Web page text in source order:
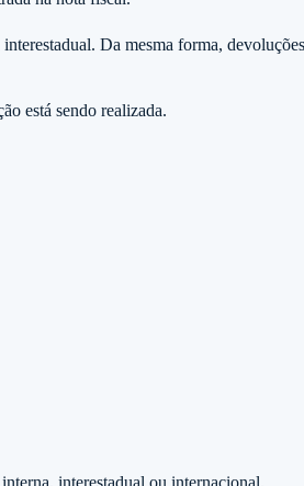
Da mesma forma,
está sendo realizada.
interestadual ou internacional.